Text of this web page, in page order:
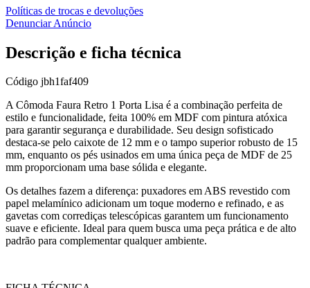
Políticas de trocas e devoluções
Denunciar Anúncio
Descrição e ficha técnica
Código jbh1faf409
A Cômoda Faura Retro 1 Porta Lisa é a combinação perfeita de
estilo e funcionalidade, feita 100% em MDF com pintura atóxica
para garantir segurança e durabilidade. Seu design sofisticado
destaca-se pelo caixote de 12 mm e o tampo superior robusto de 15
mm, enquanto os pés usinados em uma única peça de MDF de 25
mm proporcionam uma base sólida e elegante.
Os detalhes fazem a diferença: puxadores em ABS revestido com
papel melamínico adicionam um toque moderno e refinado, e as
gavetas com corrediças telescópicas garantem um funcionamento
suave e eficiente. Ideal para quem busca uma peça prática e de alto
padrão para complementar qualquer ambiente.